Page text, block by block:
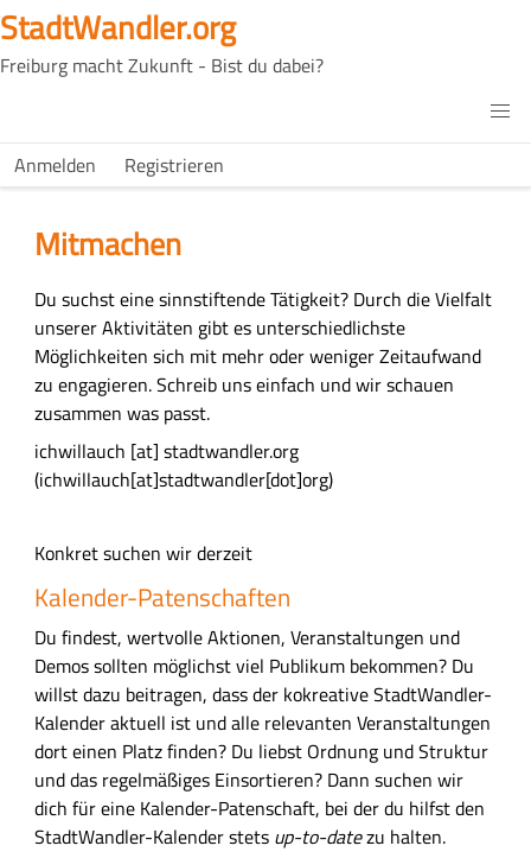
Skip
to
main
StadtWandler.org
Freiburg macht Zukunft - Bist du dabei?
Main
H4C
USER
Anmelden Registrieren
Mitmachen
M
a
i
n
c
o
n
t
n
t
Du suchst eine sinnstiftende Tätigkeit? Durch die Vielfalt
unserer Aktivitäten gibt es unterschiedlichste
Möglichkeiten sich mit mehr oder weniger Zeitaufwand
zu engagieren. Schreib uns einfach und wir schauen
zusammen was passt.
ichwillauch [at] stadtwandler.org
(ichwillauch[at]stadtwandler[dot]org)
Konkret suchen wir derzeit
Kalender-Patenschaften
Du findest, wertvolle Aktionen, Veranstaltungen und
Demos sollten möglichst viel Publikum bekommen? Du
willst dazu beitragen, dass der kokreative StadtWandler-
Kalender aktuell ist und alle relevanten Veranstaltungen
dort einen Platz finden? Du liebst Ordnung und Struktur
und das regelmäßiges Einsortieren? Dann suchen wir
dich für eine Kalender-Patenschaft, bei der du hilfst den
StadtWandler-Kalender stets up-to-datezu halten.